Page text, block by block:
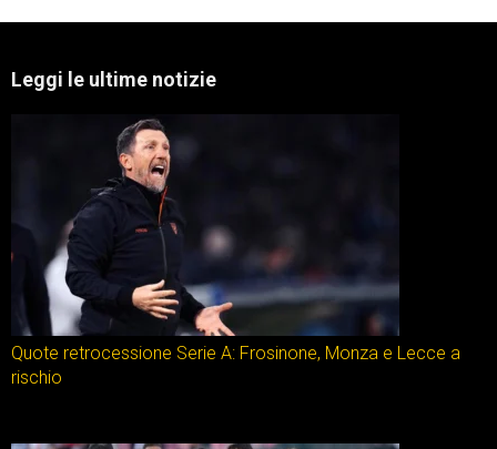
Leggi le ultime notizie
Quote retrocessione Serie A: Frosinone, Monza e Lecce a
rischio